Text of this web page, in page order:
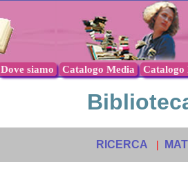
Dove siamo Catalogo Media Catalogo
RICERCA |